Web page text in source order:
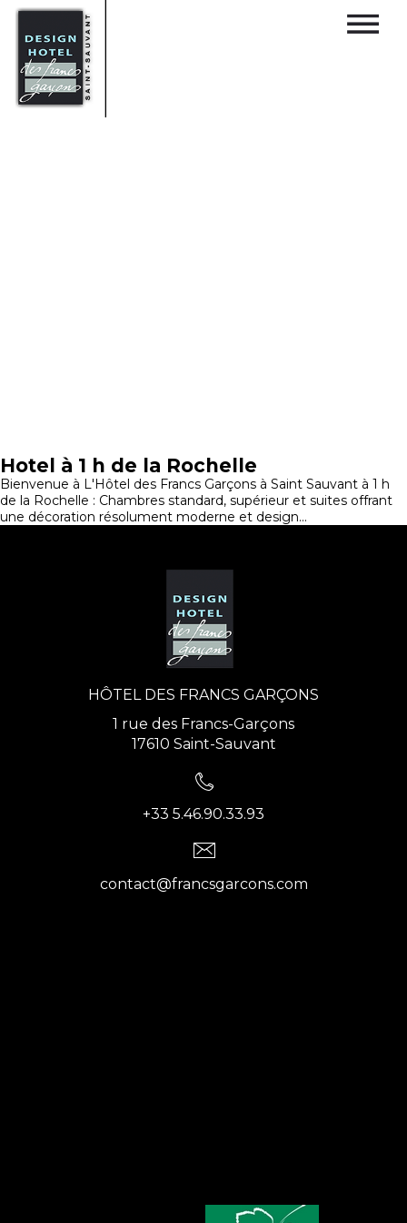
Hotel à 1 h de la Rochelle
Bienvenue à L'Hôtel des Francs Garçons à Saint Sauvant à 1 h
de la Rochelle : Chambres standard, supérieur et suites offrant
une décoration résolument moderne et design...
HÔTEL DES FRANCS GARÇONS
1 rue des Francs-Garçons
17610 Saint-Sauvant
+33 5.46.90.33.93
contact@francsgarcons.com